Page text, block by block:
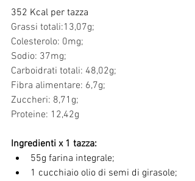
352 Kcal per tazza
Grassi totali:13,07g;
Colesterolo: 0mg;
Sodio: 37mg;
Carboidrati totali: 48,02g;
Fibra alimentare: 6,7g;
Zuccheri: 8,71g;
Proteine: 12,42g
Ingredienti x 1 tazza:
55g farina integrale;
1 cucchiaio olio di semi di girasole;